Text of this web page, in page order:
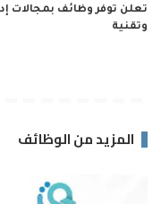
تعلن توفر وظائف بمجالات
وتقنية
المزيد من الوظائف